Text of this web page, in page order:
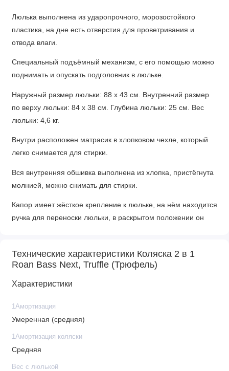
Люлька выполнена из ударопрочного, морозостойкого
пластика, на дне есть отверстия для проветривания и
отвода влаги.
Специальный подъёмный механизм, с его помощью можно
поднимать и опускать подголовник в люльке.
Наружный размер люльки: 88 х 43 см. Внутренний размер
по верху люльки: 84 х 38 см. Глубина люльки: 25 см. Вес
люльки: 4,6 кг.
Внутри расположен матрасик в хлопковом чехле, который
легко снимается для стирки.
Вся внутренняя обшивка выполнена из хлопка, пристёгнута
молнией, можно снимать для стирки.
Капор имеет жёсткое крепление к люльке, на нём находится
ручка для переноски люльки, в раскрытом положении он
дополнительный козырёк для защиты от солнца и дождя.
смотровым окном, сам отворот полностью закрывает
Все элементы взаимодействия люльки безшумные.
Люльку можно установить в любом направлении, установка
происходит в 1 движение, просто поставьте люльку на раму
до щелчка. Для снятия люльки необходимо взять за 2 ручки
Технические характеристики Коляска 2 в 1
Roan Bass Next, Truffle (Трюфель)
Характеристики
1Амортизация
Умеренная (средняя)
1Амортизация коляски
Средняя
Вес с люлькой